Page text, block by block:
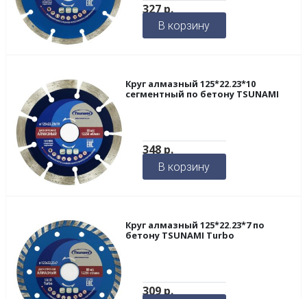
327р.
В корзину
Круг алмазный 125*22.23*10
сегментный по бетону TSUNAMI
348р.
В корзину
Круг алмазный 125*22.23*7 по
бетону TSUNAMI Turbo
309р.